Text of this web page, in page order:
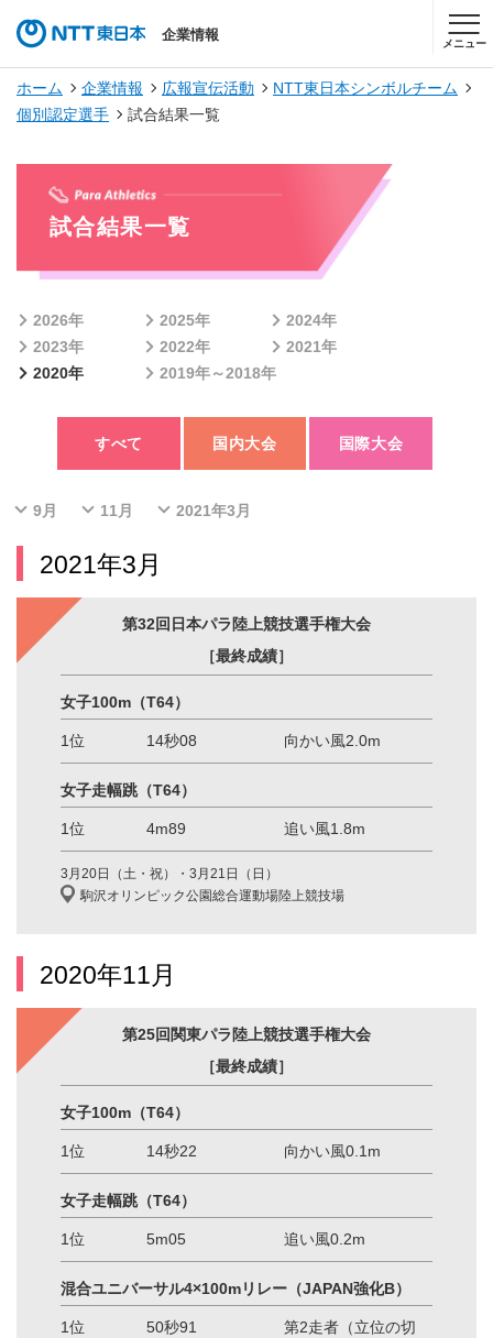
企業情報
メニュー
ホーム 企業情報 広報宣伝活動
NTT東日本シンボルチーム
個別認定選手
試合結果一覧
試合結果一覧
2026年 2025年
2024年
2023年
2022年
2021年
2020年
2019年～2018年
すべて 国内大会 国際大会
9月 11月 2021年3月
2021年3月
第32回日本パラ陸上競技選手権大会
［最終成績］
女子100m （T64）
1位 14秒08 向かい風2.0m
女子走幅跳（T64）
1位 4m89 追い風1.8m
3月20日（土・祝）・3月21日（日）
駒沢オリンピック公園総合運動場陸上競技場
2020年11月
第25回関東パラ陸上競技選手権大会
［最終成績］
女子100m （T64）
1位 14秒22 向かい風0.1m
女子走幅跳（T64）
1位 5m05 追い風0.2m
混合ユニバーサル4×100mリレー （JAPAN強化B）
1位 50秒91
第2走者（立位の切